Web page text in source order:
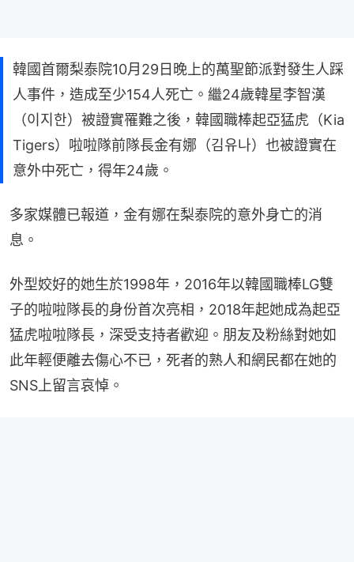
韓國首爾梨泰院10月29日晚上的萬聖節派對發生人踩
人事件，造成至少154人死亡。繼24歲韓星李智漢
（이지한）被證實罹難之後，韓國職棒起亞猛虎（Kia
Tigers）啦啦隊前隊長金有娜（김유나）也被證實在
意外中死亡，得年24歲。
多家媒體已報道，金有娜在梨泰院的意外身亡的消
息。
外型姣好的她生於1998年，2016年以韓國職棒LG雙
子的啦啦隊長的身份首次亮相，2018年起她成為起亞
猛虎啦啦隊長，深受支持者歡迎。朋友及粉絲對她如
此年輕便離去傷心不已，死者的熟人和網民都在她的
SNS上留言哀悼。